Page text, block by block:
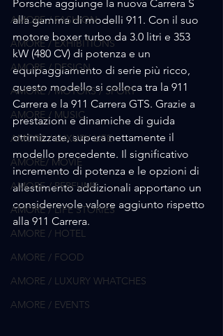
AMORE / FASHION
AMORE / EXHIBITIONS
AMORE / DESIGN
AMORE / MOTORS / SPORT
AMORE / MUSIC
AMORE / LUXURY LIFE
AMORE/ MOVIE
AMORE / PERFUME
AMORE / LIFE STORIES
AMORE / HOTEL
AMORE / FOOD
AMORE / LUXURY WHATCHES
AMORE / EVENTS
Porsche aggiunge la nuova Carrera S
alla gamma di modelli 911. Con il suo
motore boxer turbo da 3.0 litri e 353
kW (480 CV) di potenza e un
equipaggiamento di serie più ricco,
questo modello si colloca tra la 911
Carrera e la 911 Carrera GTS. Grazie a
prestazioni e dinamiche di guida
ottimizzate, supera nettamente il
modello precedente. Il significativo
incremento di potenza e le opzioni di
allestimento addizionali apportano un
considerevole valore aggiunto rispetto
alla 911 Carrera.